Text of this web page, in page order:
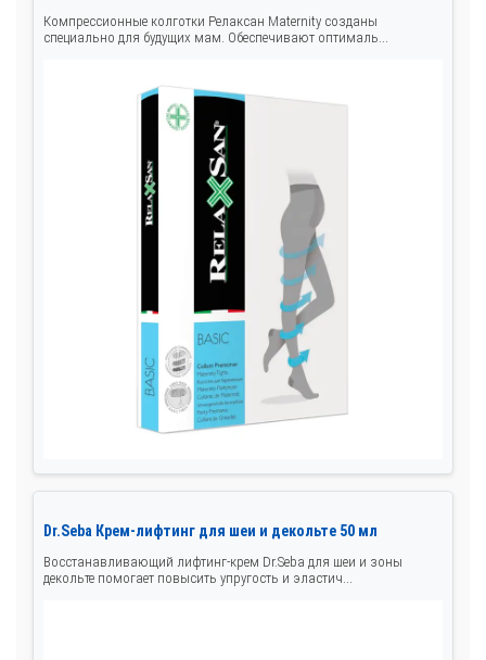
Компрессионные колготки Релаксан Maternity созданы
специально для будущих мам. Обеспечивают оптималь...
Dr.Seba Крем-лифтинг для шеи и декольте 50 мл
Восстанавливающий лифтинг-крем Dr.Seba для шеи и зоны
декольте помогает повысить упругость и эластич...